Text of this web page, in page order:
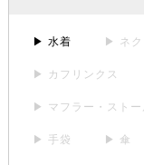
▶ 水着 ▶ ネク
▶ カフリンクス
▶ マフラー・ストー
▶ 手袋 ▶ 傘